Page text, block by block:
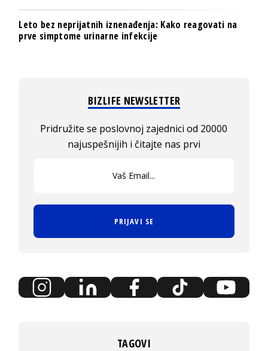
Leto bez neprijatnih iznenađenja: Kako reagovati na
prve simptome urinarne infekcije
BIZLIFE NEWSLETTER
Pridružite se poslovnoj zajednici od 20000
najuspešnijih i čitajte nas prvi
PRIJAVI SE
TAGOVI